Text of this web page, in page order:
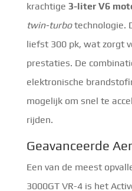
krachtige 3-liter V6
twin-turbotechnologie.
liefst 300 pk, wat zorgt
prestaties. De
elektronische
mogelijk om snel te
rijden.
Geavanceerde
Een van de meest
3000GT VR-4 is het